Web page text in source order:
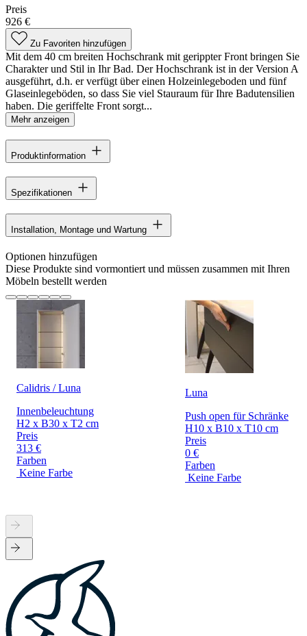
Preis
926 €
Zu Favoriten hinzufügen
Mit dem 40 cm breiten Hochschrank mit gerippter Front bringen Sie
Charakter und Stil in Ihr Bad. Der Hochschrank ist in der Version A
ausgeführt, d.h. er verfügt über einen Holzeinlegeboden und fünf
Glaseinlegeböden, so dass Sie viel Stauraum für Ihre Badutensilien
haben. Die geriffelte Front sorgt...
Mehr anzeigen
Produktinformation
Spezifikationen
Installation, Montage und Wartung
Optionen hinzufügen
Diese Produkte sind vormontiert und müssen zusammen mit Ihren
Möbeln bestellt werden
Calidris / Luna
Innenbeleuchtung
H2 x B30 x T2 cm
Preis
313 €
Farben
Keine Farbe
Luna
Push open für Schränke
H10 x B10 x T10 cm
Preis
0 €
Farben
Keine Farbe